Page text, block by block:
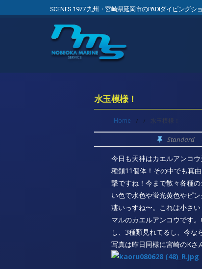
SCENES 1977 九州・宮崎県延岡市のPADIダイビングシ
水玉模様！
Home / / 水玉模様！
Standard
今日も天神はカエルアンコ
種類11個体！その中でも真
撃ですね！今まで散々各種
い色で水色や蛍光黄色やピ
凄いっすね〜。これは小さ
マルのカエルアンコウです
し、3種類見れてるし、今な
写真は昨日同様に宮崎のKさ